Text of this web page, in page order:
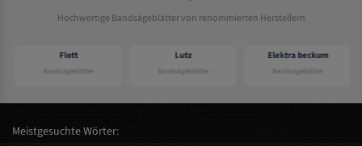
Hochwertige Bandsägeblätter von renommierten Herstellern
Flott
Bandsägeblätter
Lutz
Bandsägeblätter
Elektra beckum
Bandsägeblätter
Meistgesuchte Wörter: